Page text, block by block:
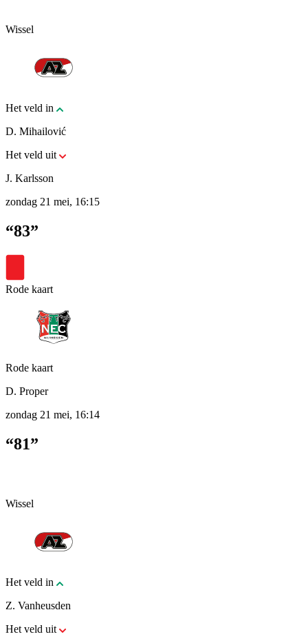
Wissel
Het veld in
D. Mihailović
Het veld uit
J. Karlsson
zondag 21 mei, 16:15
“83”
Rode kaart
Rode kaart
D. Proper
zondag 21 mei, 16:14
“81”
Wissel
Het veld in
Z. Vanheusden
Het veld uit